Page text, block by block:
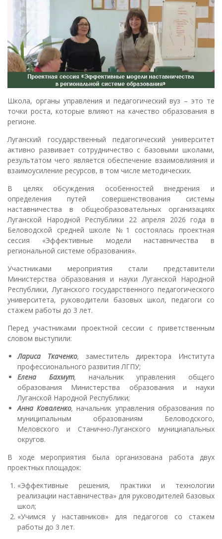
Школа, органы управления и педагогический вуз – это те
точки роста, которые влияют на качество образования в
регионе.
Луганский государственный педагогический университет
активно развивает сотрудничество с базовыми школами,
результатом чего является обеспечение взаимовлияния и
взаимоусиление ресурсов, в том числе методических.
В целях обсуждения особенностей внедрения и
определения путей совершенствования системы
наставничества в общеобразовательных организациях
Луганской Народной Республики 22 апреля 2026 года в
Беловодской средней школе №1 состоялась проектная
сессия «Эффективные модели наставничества в
региональной системе образования».
Участниками мероприятия стали представители
Министерства образования и науки Луганской Народной
Республики, Луганского государственного педагогического
университета, руководители базовых школ, педагоги со
стажем работы до 3 лет.
Перед участниками проектной сессии с приветственным
словом выступили:
Лариса Ткаченко, заместитель директора Института
профессионального развития ЛГПУ;
Елена Бахмут, начальник управления общего
образования Министерства образования и науки
Луганской Народной Республики;
Анна Коваленко,начальник управления образования по
муниципальным образованиям Беловодского,
Меловского и Станично-Луганского мунициапальных
округов.
В ходе мероприятия была организована работа двух
проектных площадок:
«Эффективные решения, практики и технологии
реализации наставничества» для руководителей базовых
школ;
«Учимся у наставников» для педагогов со стажем
работы до 3 лет.